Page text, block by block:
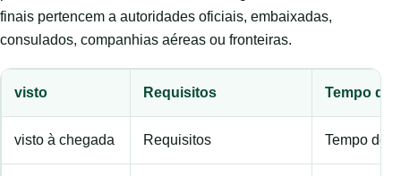
finais pertencem a autoridades oficiais, embaixadas,
consulados, companhias aéreas ou fronteiras.
visto Requisitos Tempo de
visto à chegada Requisitos Tempo de